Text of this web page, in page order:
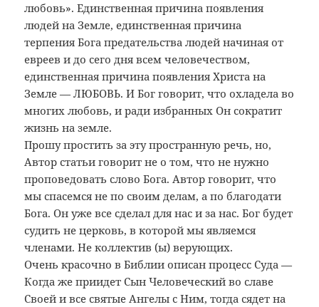
любовь». Единственная причина появления
людей на Земле, единственная причина
терпения Бога предательства людей начиная от
евреев и до сего дня всем человечеством,
единственная причина появления Христа на
Земле — ЛЮБОВЬ. И Бог говорит, что охладела во
многих любовь, и ради избранных Он сократит
жизнь на земле.
Прошу простить за эту пространную речь, но,
Автор статьи говорит не о том, что не нужно
проповедовать слово Бога. Автор говорит, что
мы спасемся не по своим делам, а по благодати
Бога. Он уже все сделал для нас и за нас. Бог будет
судить не церковь, в которой мы являемся
членами. Не коллектив (ы) верующих.
Очень красочно в Библии описан процесс Суда —
Когда же приидет Сын Человеческий во славе
Своей и все святые Ангелы с Ним, тогда сядет на